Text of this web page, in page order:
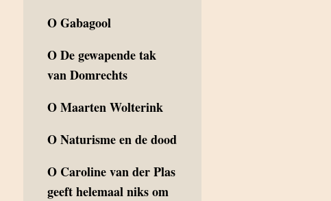
OGabagool
ODe gewapende tak
van Domrechts
OMaarten Wolterink
ONaturisme en de dood
O Caroline van der Plas
geeft helemaal niks om